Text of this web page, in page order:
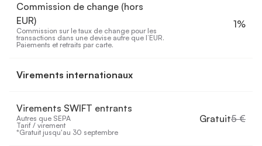
Commission de change (hors
EUR)
Commission sur le taux de change pour les
transactions dans une devise autre que l’EUR.
Paiements et retraits par carte.
1%
Virements internationaux
Virements SWIFT entrants
Autres que SEPA
Tarif / virement
*Gratuit jusqu'au 30 septembre
Gratuit5 €